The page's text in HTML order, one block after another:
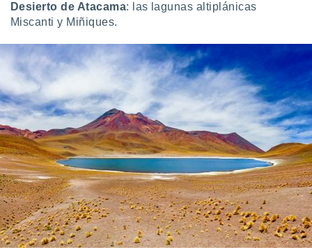
Desierto de Atacama: las lagunas altiplánicas
Miscanti y Miñiques.